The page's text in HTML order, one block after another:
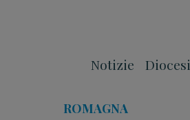
Notizie Diocesi
ROMAGNA